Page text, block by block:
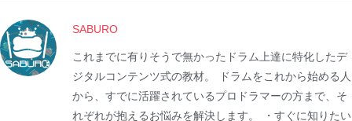
SABURO
これまでに有りそうで無かったドラム上達に特化したデ
ジタルコンテンツ式の教材。 ドラムをこれから始める人
から、すでに活躍されているプロドラマーの方まで、そ
れぞれが抱えるお悩みを解決します。 ・すぐに知りたい